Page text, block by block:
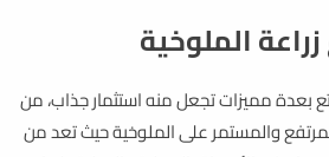
الملوخية
بعدة مميزات تجعل منه استثمار جذاب، من
والمستمر على الملوخية حيث تعد من